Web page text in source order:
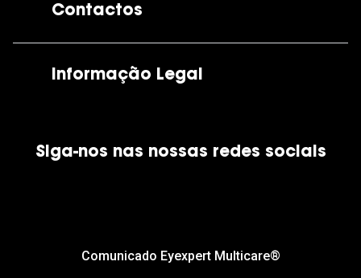
Contactos
Informação Legal
Política de Cookies
Siga-nos nas nossas redes sociais
Comunicado Eyexpert Multicare®